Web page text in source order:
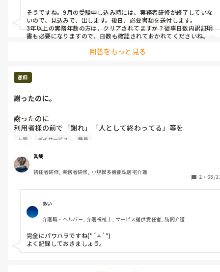
そうですね。9月の受験申し込み時には、実務者研修が終了していな
いので、見込みで、出します。後日、必要書類を送付します。
3年以上の実務年数の方は、クリアされてますか？従事日数内訳証明
書も必要になりますので、日数も確認されておかれてくださいね。3
回答をもっと見る
愚痴
謝ったのに。
謝ったのに
利用者様の前で「謝れ」「人として終わってる」等を
平気で言う上司。
上司 デイサービス 職員
眞哉
初任者研修, 実務者研修, 小規模多機能型居宅介護
2 ・ 08/
あい
介護職・ヘルパー, 介護福祉士, サービス提供責任者, 訪問介護
完全にパワハラですね(*´ㅅ`*)
よく記録しておきましょう。